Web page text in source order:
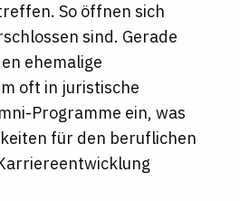
So öffnen sich
sind. Gerade
ehemalige
oft in juristische
Programme ein, was
für den beruflichen